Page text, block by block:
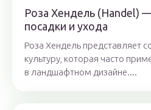
Роза Хендель (Handel)
посадки и ухода
Роза Хендель представляет
культуру, которая часто
в ландшафтном дизайне....